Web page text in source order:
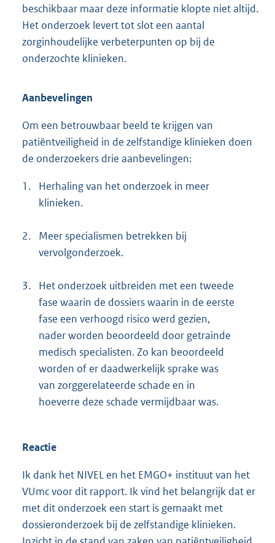
beschikbaar maar deze informatie klopte niet altijd.
Het onderzoek levert tot slot een aantal
zorginhoudelijke verbeterpunten op bij de
onderzochte klinieken.
Aanbevelingen
Om een betrouwbaar beeld te krijgen van
patiëntveiligheid in de zelfstandige klinieken doen
de onderzoekers drie aanbevelingen:
1.
Herhaling van het onderzoek in meer
klinieken.
2.
Meer specialismen betrekken bij
vervolgonderzoek.
3.
Het onderzoek uitbreiden met een tweede
fase waarin de dossiers waarin in de eerste
fase een verhoogd risico werd gezien,
nader worden beoordeeld door getrainde
medisch specialisten. Zo kan beoordeeld
worden of er daadwerkelijk sprake was
van zorggerelateerde schade en in
hoeverre deze schade vermijdbaar was.
Reactie
Ik dank het NIVEL en het EMGO+ instituut van het
VUmc voor dit rapport. Ik vind het belangrijk dat er
met dit onderzoek een start is gemaakt met
dossieronderzoek bij de zelfstandige klinieken.